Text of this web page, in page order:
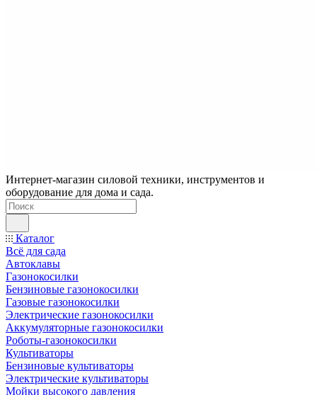
Интернет-магазин силовой техники, инструментов и
оборудование для дома и сада.
Каталог
Всё для сада
Автоклавы
Газонокосилки
Бензиновые газонокосилки
Газовые газонокосилки
Электрические газонокосилки
Аккумуляторные газонокосилки
Роботы-газонокосилки
Культиваторы
Бензиновые культиваторы
Электрические культиваторы
Мойки высокого давления